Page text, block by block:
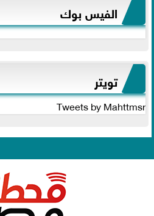
الفيس بوك
تويتر
Tweets by Mahttmsr